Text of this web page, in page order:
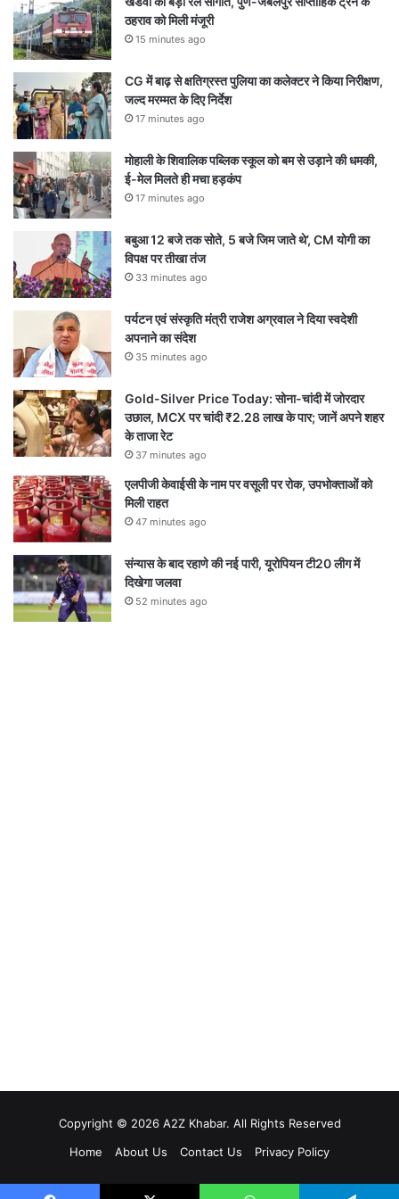
ठहराव को मिली मंजूरी
15 minutes ago
CG में बाढ़ से क्षतिग्रस्त पुलिया का कलेक्टर ने किया निरीक्षण,
जल्द मरम्मत के दिए निर्देश
17 minutes ago
मोहाली के शिवालिक पब्लिक स्कूल को बम से उड़ाने की धमकी,
ई-मेल मिलते ही मचा हड़कंप
17 minutes ago
बबुआ 12 बजे तक सोते, 5 बजे जिम जाते थे’, CM योगी का
विपक्ष पर तीखा तंज
33 minutes ago
पर्यटन एवं संस्कृति मंत्री राजेश अग्रवाल ने दिया स्वदेशी
अपनाने का संदेश
35 minutes ago
Gold-Silver Price Today: सोना-चांदी में जोरदार
उछाल, MCX पर चांदी ₹2.28 लाख के पार; जानें अपने शहर
के ताजा रेट
37 minutes ago
एलपीजी केवाईसी के नाम पर वसूली पर रोक, उपभोक्ताओं को
मिली राहत
47 minutes ago
संन्यास के बाद रहाणे की नई पारी, यूरोपियन टी20 लीग में
दिखेगा जलवा
52 minutes ago
Copyright © 2026 A2Z Khabar. All Rights Reserved
Home
About Us Contact Us Privacy Policy